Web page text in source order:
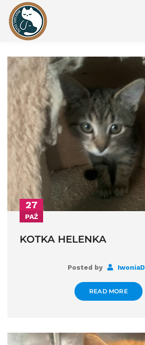
27
PAŹ
KOTKA HELENKA
Posted by IwoniaD
READ MORE